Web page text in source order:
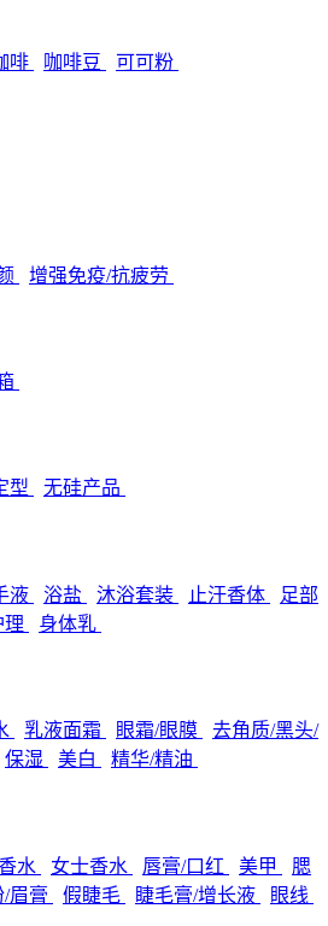
啡 咖啡豆 可可粉
增强免疫/抗疲劳
型 无硅产品
液 浴盐 沐浴套装 止汗香体
足部
理 身体乳
乳液面霜 眼霜/眼膜
去角质/黑头/
保湿 美白 精华/精油
水 女士香水 唇膏/口红 美甲
腮
/眉膏 假睫毛 睫毛膏/增长液
眼线